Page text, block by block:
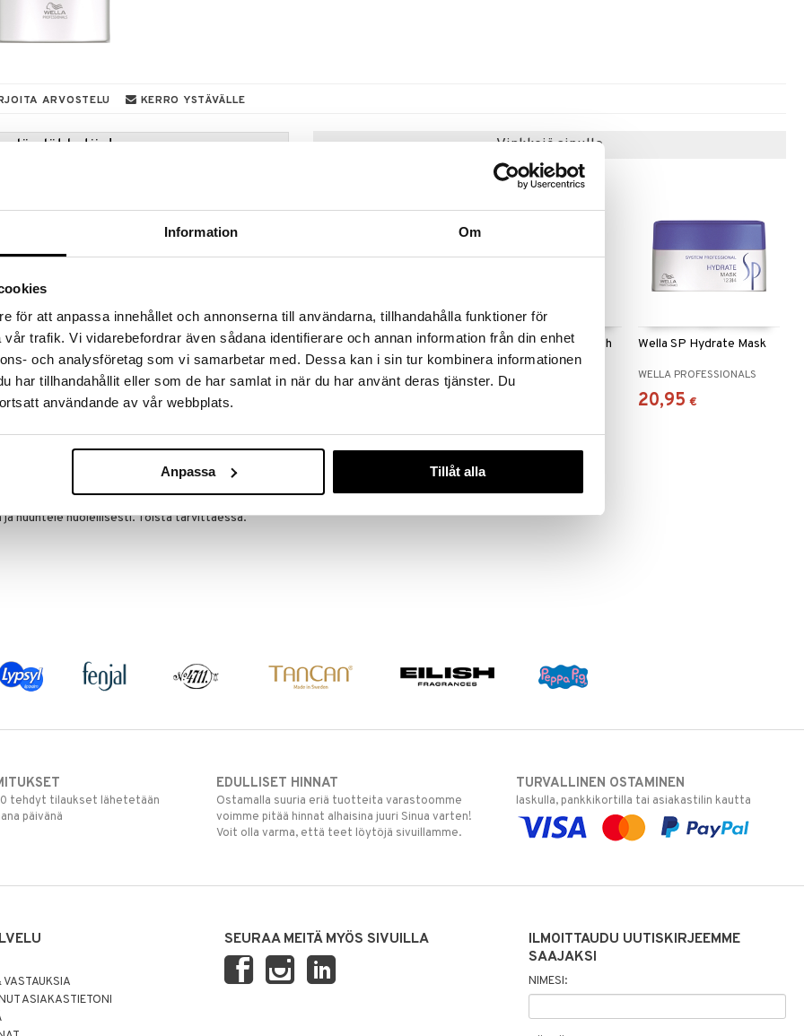
Information Om
för att anpassa innehållet och annonserna till användarna, tillhandahålla funktioner för
trafik. Vi vidarebefordrar även sådana identifierare och annan information från din enhet
och analysföretag som vi samarbetar med. Dessa kan i sin tur kombinera informationen
har tillhandahållit eller som de har samlat in när du har använt deras tjänster. Du
användande av vår webbplats.
Anpassa Tillåt alla
ARVOSTELU KERRO YSTÄVÄLLE
löydöt kotiin!
hinnoilla!
31.8.2026 asti mutta ole nopea -
antava shampoo kuiville ja
antaa kosteutta ja pehmeyttä hiuksille. Hydrate
joustavuutta ja kosteustasapainoa.
hiuksista raskaan tuntuisia
lisäksi Hydrate Conditioner -hoitoainetta.
huuhtele huolellisesti. Toista tarvittaessa.
Vinkkejä sinulle
Wella SP Hydrate
Conditioner
WELLA PROFESSIONALS
Wella SP Hydrate Finish
WELLA PROFESSIONALS
Wella SP Hydrate Mask
WELLA PROFESSIONALS
20,95 €
tehdyt tilaukset lähetetään
päivänä
EDULLISET HINNAT
Ostamalla suuria eriä tuotteita varastoomme
voimme pitää hinnat alhaisina juuri Sinua varten!
Voit olla varma, että teet löytöjä sivuillamme.
TURVALLINEN OSTAMINEN
laskulla, pankkikortilla tai asiakastilin kautta
ASIAKASTIETONI
SEURAA MEITÄ MYÖS SIVUILLA
ILMOITTAUDU UUTISKIRJEEMME
SAAJAKSI
NIMESI: